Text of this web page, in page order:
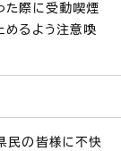
た際に受動喫煙
めるよう注意喚
民の皆様に不快